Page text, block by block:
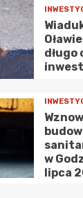
długo
w
lipca
podróż